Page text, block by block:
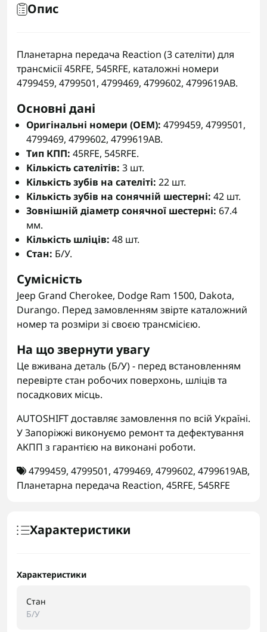
Опис
Планетарна передача Reaction (3 сателіти) для
трансмісії 45RFE, 545RFE, каталожні номери
4799459, 4799501, 4799469, 4799602, 4799619AB.
Основні дані
Оригінальні номери (OEM): 4799459, 4799501,
4799469, 4799602, 4799619AB.
Тип КПП: 45RFE, 545RFE.
Кількість сателітів: 3 шт.
Кількість зубів на сателіті: 22 шт.
Кількість зубів на сонячній шестерні: 42 шт.
Зовнішній діаметр сонячної шестерні: 67.4
мм.
Кількість шліців: 48 шт.
Стан: Б/У.
Сумісність
Jeep Grand Cherokee, Dodge Ram 1500, Dakota,
Durango. Перед замовленням звірте каталожний
номер та розміри зі своєю трансмісією.
На що звернути увагу
Це вживана деталь (Б/У) - перед встановленням
перевірте стан робочих поверхонь, шліців та
посадкових місць.
AUTOSHIFT доставляє замовлення по всій Україні.
У Запоріжжі виконуємо ремонт та дефектування
АКПП з гарантією на виконані роботи.
4799459, 4799501, 4799469, 4799602, 4799619AB,
Планетарна передача Reaction, 45RFE, 545RFE
Характеристики
Характеристики
Стан
Б/У